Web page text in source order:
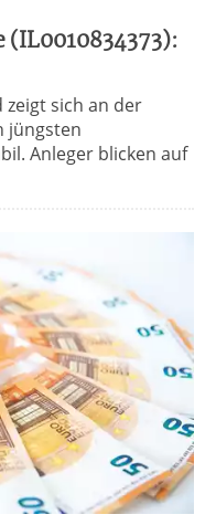
zeigt sich an der
jüngsten
Anleger blicken auf